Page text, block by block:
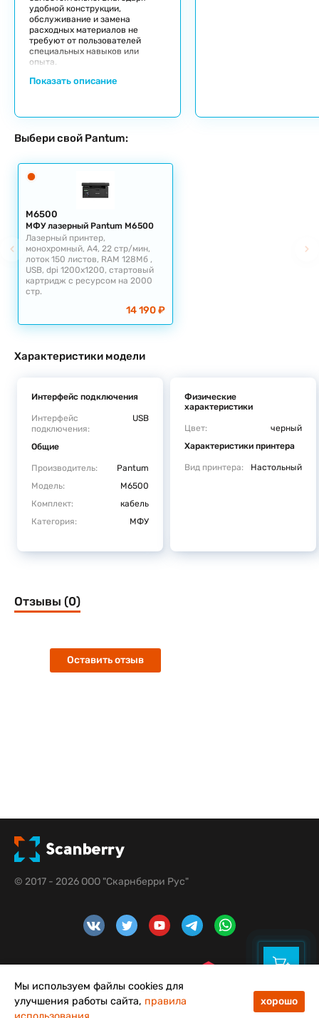
удобной конструкции,
обслуживание и замена
расходных материалов не
требуют от пользователей
специальных навыков или
опыта.
Показать описание
Выбери свой Pantum:
M6500
МФУ лазерный Pantum M6500
Лазерный принтер,
монохромный, А4, 22 стр/мин,
лоток 150 листов, RAM 128Мб ,
USB, dpi 1200x1200, стартовый
картридж с ресурсом на 2000
стр.
14 190 ₽
Характеристики модели
Интерфейс подключения
Интерфейс
подключения:
USB
Общие
Производитель:
Pantum
Модель:
M6500
Комплект:
кабель
Категория:
МФУ
Физические
характеристики
Цвет:
черный
Характеристики принтера
Вид принтера: Настольный
Отзывы (0)
Оставить отзыв
© 2017 - 2026 ООО "Скарнберри Рус"
48
Мы используем файлы cookies для
улучшения работы сайта, правила
хорошо